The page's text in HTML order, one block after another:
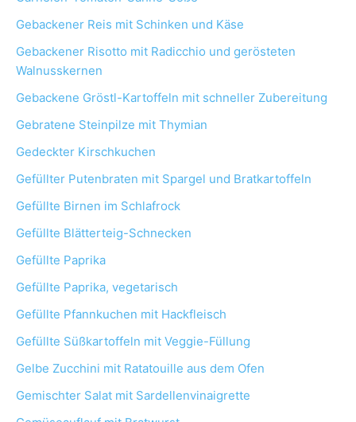
Gebackener Reis mit Schinken und Käse
Gebackener Risotto mit Radicchio und gerösteten
Walnusskernen
Gebackene Gröstl-Kartoffeln mit schneller Zubereitung
Gebratene Steinpilze mit Thymian
Gedeckter Kirschkuchen
Gefüllter Putenbraten mit Spargel und Bratkartoffeln
Gefüllte Birnen im Schlafrock
Gefüllte Blätterteig-Schnecken
Gefüllte Paprika
Gefüllte Paprika, vegetarisch
Gefüllte Pfannkuchen mit Hackfleisch
Gefüllte Süßkartoffeln mit Veggie-Füllung
Gelbe Zucchini mit Ratatouille aus dem Ofen
Gemischter Salat mit Sardellenvinaigrette